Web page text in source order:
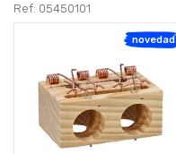
Ref: 05450101
novedad